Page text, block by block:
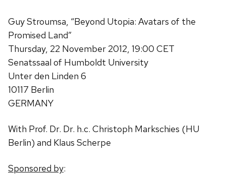
Guy Stroumsa, “Beyond Utopia: Avatars of the
Promised Land”
Thursday, 22 November 2012, 19:00 CET
Senatssaal of Humboldt University
Unter den Linden 6
10117 Berlin
GERMANY
With Prof. Dr. Dr. h.c. Christoph Markschies (HU
Berlin) and Klaus Scherpe
Sponsored by: